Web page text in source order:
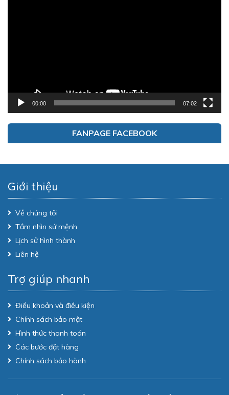
00:00 07:02
FANPAGE FACEBOOK
Giới thiệu
Về chúng tôi
Tầm nhìn sứ mệnh
Lịch sử hình thành
Liên hệ
Trợ giúp nhanh
Điều khoản và điều kiện
Chính sách bảo mật
Hình thức thanh toán
Các bước đặt hàng
Chính sách bảo hành